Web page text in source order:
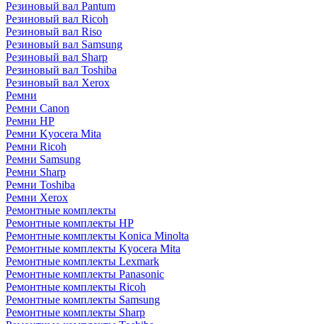
Резиновый вал Pantum
Резиновый вал Ricoh
Резиновый вал Riso
Резиновый вал Samsung
Резиновый вал Sharp
Резиновый вал Toshiba
Резиновый вал Xerox
Ремни
Ремни Canon
Ремни HP
Ремни Kyocera Mita
Ремни Ricoh
Ремни Samsung
Ремни Sharp
Ремни Toshiba
Ремни Xerox
Ремонтные комплекты
Ремонтные комплекты HP
Ремонтные комплекты Konica Minolta
Ремонтные комплекты Kyocera Mita
Ремонтные комплекты Lexmark
Ремонтные комплекты Panasonic
Ремонтные комплекты Ricoh
Ремонтные комплекты Samsung
Ремонтные комплекты Sharp